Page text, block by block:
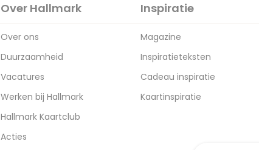
Over Hallmark
Over ons
Duurzaamheid
Vacatures
Werken bij Hallmark
Hallmark Kaartclub
Acties
Inspiratie
Magazine
Inspiratieteksten
Cadeau inspiratie
Kaartinspiratie